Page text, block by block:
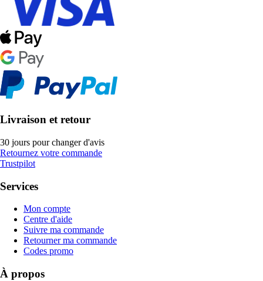
Livraison et retour
30 jours pour changer d'avis
Retournez votre commande
Trustpilot
Services
Mon compte
Centre d'aide
Suivre ma commande
Retourner ma commande
Codes promo
À propos